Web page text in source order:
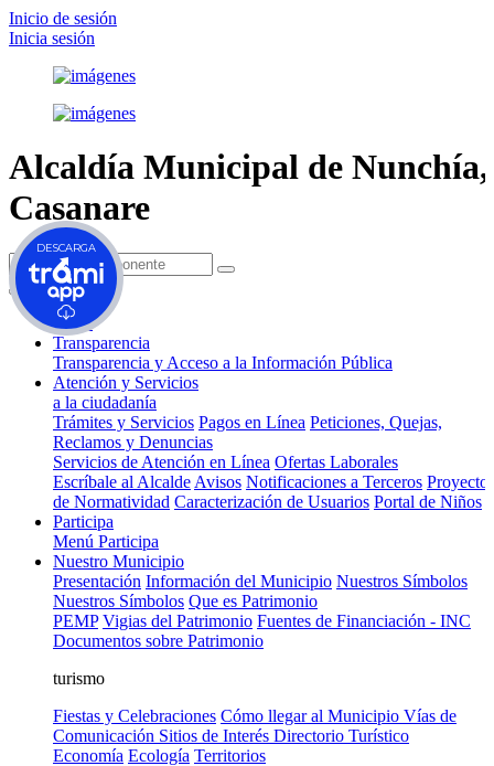
Inicio de sesión
Inicia sesión
Alcaldía Municipal de Nunchía,
Casanare
Inicio(current)
Transparencia
Transparencia y Acceso a la Información Pública
Atención y Servicios
a la ciudadanía
Trámites y Servicios Pagos en Línea Peticiones, Quejas,
Reclamos y Denuncias
Servicios de Atención en Línea Ofertas Laborales
Escríbale al Alcalde Avisos Notificaciones a Terceros Proyectos
de Normatividad Caracterización de Usuarios Portal de Niños
Participa
Menú Participa
Nuestro Municipio
Presentación Información del Municipio Nuestros Símbolos
Nuestros Símbolos Que es Patrimonio
PEMP Vigias del Patrimonio Fuentes de Financiación - INC
Documentos sobre Patrimonio
turismo
Fiestas y Celebraciones Cómo llegar al Municipio Vías de
Comunicación Sitios de Interés Directorio Turístico
Economía Ecología Territorios
DESCARGA